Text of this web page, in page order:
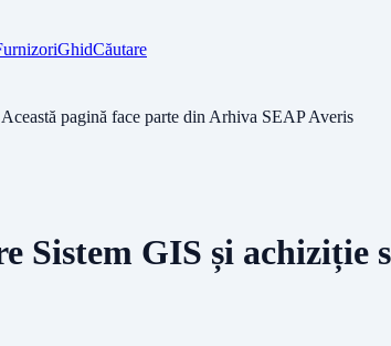
GhidCăutare
pagină face parte din Arhiva SEAP Averis
Sistem GIS și